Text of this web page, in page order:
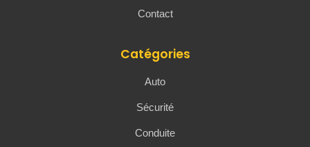
Contact
Catégories
Auto
Sécurité
Conduite